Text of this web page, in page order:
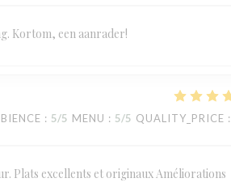
Kortom, een aanrader!
: 5/5 MENU : 5/5 QUALITY_PRICE :
Plats excellents et originaux Améliorations